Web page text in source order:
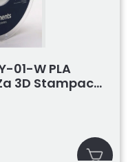
01-W PLA
3D Stampac...